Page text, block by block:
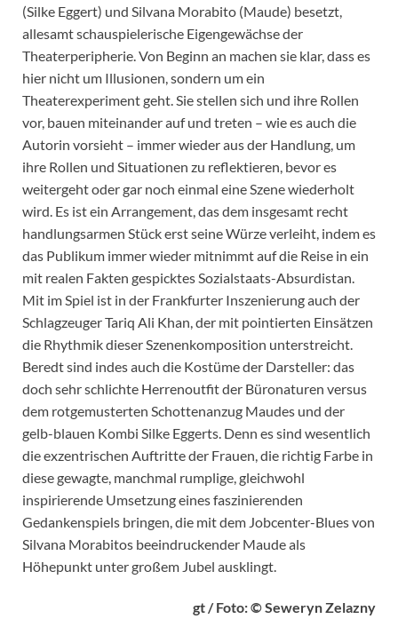
(Silke Eggert) und Silvana Morabito (Maude) besetzt,
allesamt schauspielerische Eigengewächse der
Theaterperipherie. Von Beginn an machen sie klar, dass es
hier nicht um Illusionen, sondern um ein
Theaterexperiment geht. Sie stellen sich und ihre Rollen
vor, bauen miteinander auf und treten – wie es auch die
Autorin vorsieht – immer wieder aus der Handlung, um
ihre Rollen und Situationen zu reflektieren, bevor es
weitergeht oder gar noch einmal eine Szene wiederholt
wird. Es ist ein Arrangement, das dem insgesamt recht
handlungsarmen Stück erst seine Würze verleiht, indem es
das Publikum immer wieder mitnimmt auf die Reise in ein
mit realen Fakten gespicktes Sozialstaats-Absurdistan.
Mit im Spiel ist in der Frankfurter Inszenierung auch der
Schlagzeuger Tariq Ali Khan, der mit pointierten Einsätzen
die Rhythmik dieser Szenenkomposition unterstreicht.
Beredt sind indes auch die Kostüme der Darsteller: das
doch sehr schlichte Herrenoutfit der Büronaturen versus
dem rotgemusterten Schottenanzug Maudes und der
gelb-blauen Kombi Silke Eggerts. Denn es sind wesentlich
die exzentrischen Auftritte der Frauen, die richtig Farbe in
diese gewagte, manchmal rumplige, gleichwohl
inspirierende Umsetzung eines faszinierenden
Gedankenspiels bringen, die mit dem Jobcenter-Blues von
Silvana Morabitos beeindruckender Maude als
Höhepunkt unter großem Jubel ausklingt.
gt / Foto: © Seweryn Zelazny